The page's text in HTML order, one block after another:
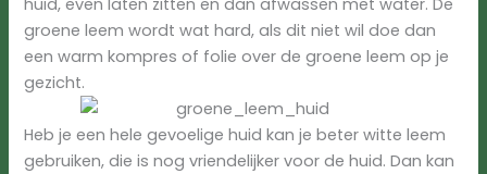
huid, even laten zitten en dan afwassen met water. De
groene leem wordt wat hard, als dit niet wil doe dan
een warm kompres of folie over de groene leem op je
gezicht.
Heb je een hele gevoelige huid kan je beter witte leem
gebruiken, die is nog vriendelijker voor de huid. Dan kan